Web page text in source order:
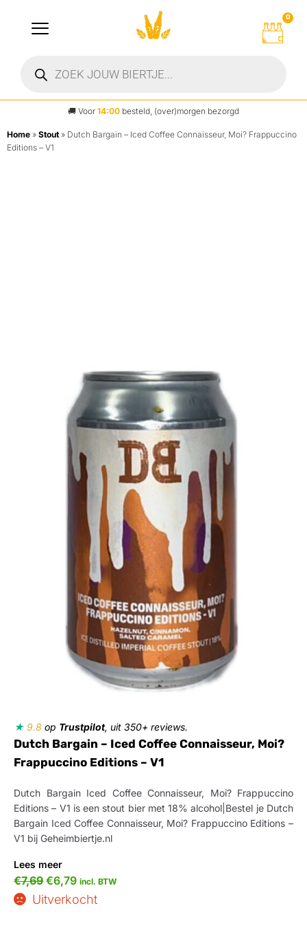
0
🚚 Voor 14:00 besteld, (over)morgen bezorgd
Home » Stout» Dutch Bargain – Iced Coffee Connaisseur, Moi? Frappuccino
Editions – V1
★ 9.8 op Trustpilot, uit 350+ reviews.
Dutch Bargain – Iced Coffee Connaisseur, Moi?
Frappuccino Editions – V1
Dutch Bargain Iced Coffee Connaisseur, Moi? Frappuccino
Editions – V1 is een stout bier met 18% alcohol|Bestel je Dutch
Bargain Iced Coffee Connaisseur, Moi? Frappuccino Editions –
V1 bij Geheimbiertje.nl
Lees meer
€7,69 €6,79 incl. BTW
Uitverkocht